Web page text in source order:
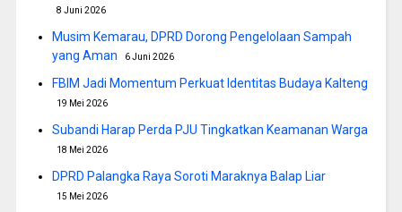
8 Juni 2026
Musim Kemarau, DPRD Dorong Pengelolaan Sampah
yang Aman
6 Juni 2026
FBIM Jadi Momentum Perkuat Identitas Budaya Kalteng
19 Mei 2026
Subandi Harap Perda PJU Tingkatkan Keamanan Warga
18 Mei 2026
DPRD Palangka Raya Soroti Maraknya Balap Liar
15 Mei 2026